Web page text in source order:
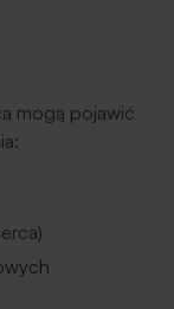
mogą pojawić